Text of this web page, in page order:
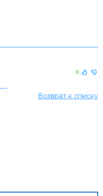
0
Возврат к списку